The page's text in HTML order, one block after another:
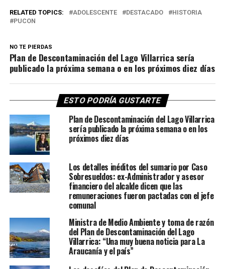
RELATED TOPICS: ADOLESCENTE DESTACADO
HISTORIA
PUCON
NO TE PIERDAS
Plan de Descontaminación del Lago Villarrica sería
publicado la próxima semana o en los próximos diez días
ESTO PODRÍA GUSTARTE
Plan de Descontaminación del Lago Villarrica
sería publicado la próxima semana o en los
próximos diez días
Los detalles inéditos del sumario por Caso
Sobresueldos: ex-Administrador y asesor
financiero del alcalde dicen que las
remuneraciones fueron pactadas con el jefe
comunal
Ministra de Medio Ambiente y toma de razón
del Plan de Descontaminación del Lago
Villarrica: “Una muy buena noticia para La
Araucanía y el país”